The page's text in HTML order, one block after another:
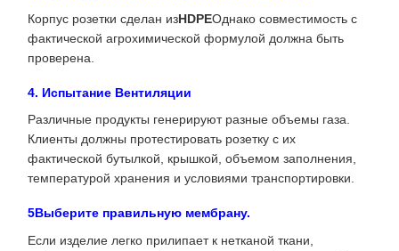
Корпус розетки сделан изHDPEОднако совместимость с
фактической агрохимической формулой должна быть
проверена.
4. Испытание Вентиляции
Различные продукты генерируют разные объемы газа.
Клиенты должны протестировать розетку с их
фактической бутылкой, крышкой, объемом заполнения,
температурой хранения и условиями транспортировки.
5Выберите правильную мембрану.
Если изделие легко прилипает к нетканой ткани,